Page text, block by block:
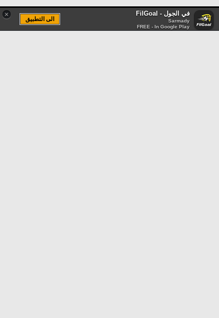
× في الجول - FilGoal
Sarmady
FREE - In Google Play
الى التطبيق